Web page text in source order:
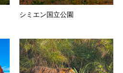
シミエン国立公園